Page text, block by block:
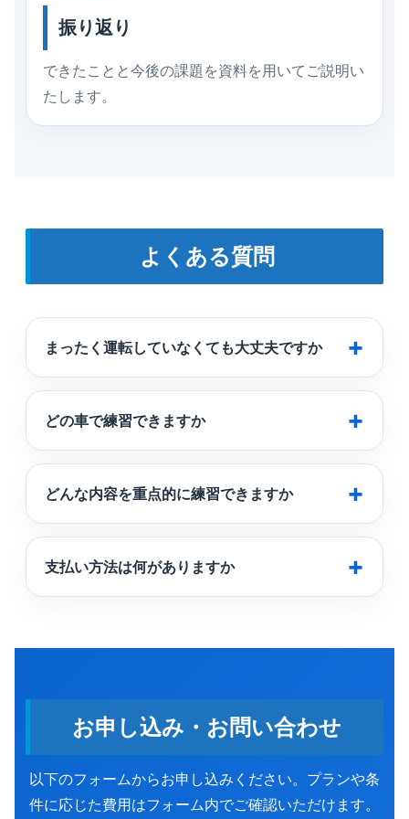
振り返り
できたことと今後の課題を資料を用いてご説明い
たします。
よくある質問
まったく運転していなくても大丈夫ですか
どの車で練習できますか
どんな内容を重点的に練習できますか
支払い方法は何がありますか
お申し込み・お問い合わせ
以下のフォームからお申し込みください。プランや条
件に応じた費用はフォーム内でご確認いただけます。